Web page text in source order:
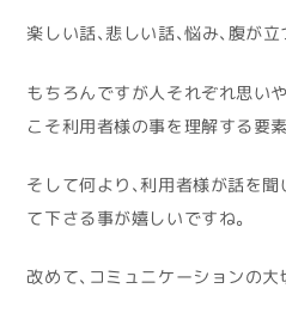
楽しい話、悲しい話、悩み、腹が
もちろんですが人それぞれ思い
こそ利用者様の事を理解する要素
そして何より、利用者様が話を聞
て下さる事が嬉しいですね。
改めて、コミュニケーションの大